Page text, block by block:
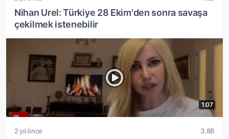
Nihan Urel: Türkiye 28 Ekim'den sonra savaşa
çekilmek istenebilir
1:07
2 yıl önce 3.8B